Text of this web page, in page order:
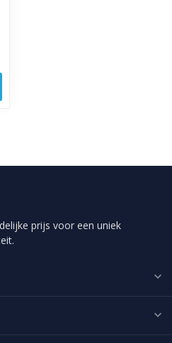
prijs voor een uniek